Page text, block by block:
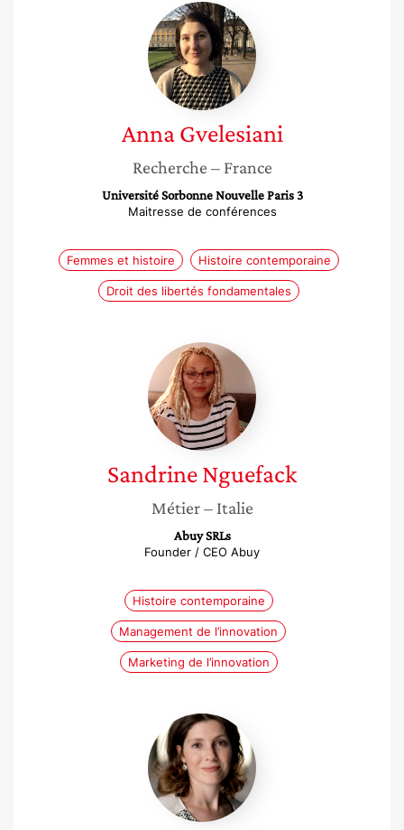
Anna
Gvelesiani
Anna Gvelesiani
Recherche – France
Université Sorbonne Nouvelle Paris 3
Maitresse de conférences
Femmes et histoire Histoire contemporaine
Droit des libertés fondamentales
Sandrine
Nguefack
SandrineNguefack
Métier – Italie
Abuy SRLs
Founder / CEO Abuy
Histoire contemporaine
Management de l’innovation
Marketing de l’innovation
Bérénice
Guyot-
Réchard